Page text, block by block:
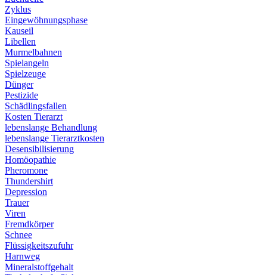
Zyklus
Eingewöhnungsphase
Kauseil
Libellen
Murmelbahnen
Spielangeln
Spielzeuge
Dünger
Pestizide
Schädlingsfallen
Kosten Tierarzt
lebenslange Behandlung
lebenslange Tierarztkosten
Desensibilisierung
Homöopathie
Pheromone
Thundershirt
Depression
Trauer
Viren
Fremdkörper
Schnee
Flüssigkeitszufuhr
Harnweg
Mineralstoffgehalt